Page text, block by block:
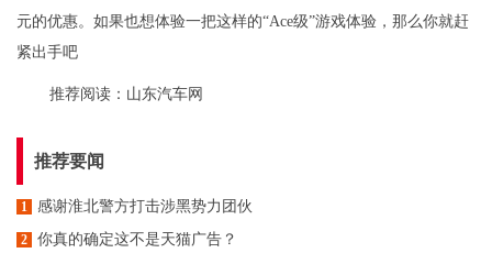
元的优惠。如果也想体验一把这样的“Ace级”游戏体验，那么你就赶
紧出手吧
推荐阅读： 山东汽车网
推荐要闻
1 感谢淮北警方打击涉黑势力团伙
2 你真的确定这不是天猫广告？